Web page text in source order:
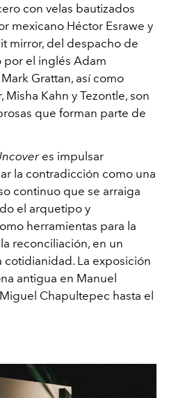
con velas bautizados
mexicano Héctor Esrawe y
mirror, del despacho de
por el inglés Adam
Grattan, así como
Kahn y Tezontle, son
que forman parte de
es impulsar
la contradicción como una
continuo que se arraiga
el arquetipo y
herramientas para la
reconciliación, en un
La exposición
antigua en Manuel
Chapultepec hasta el